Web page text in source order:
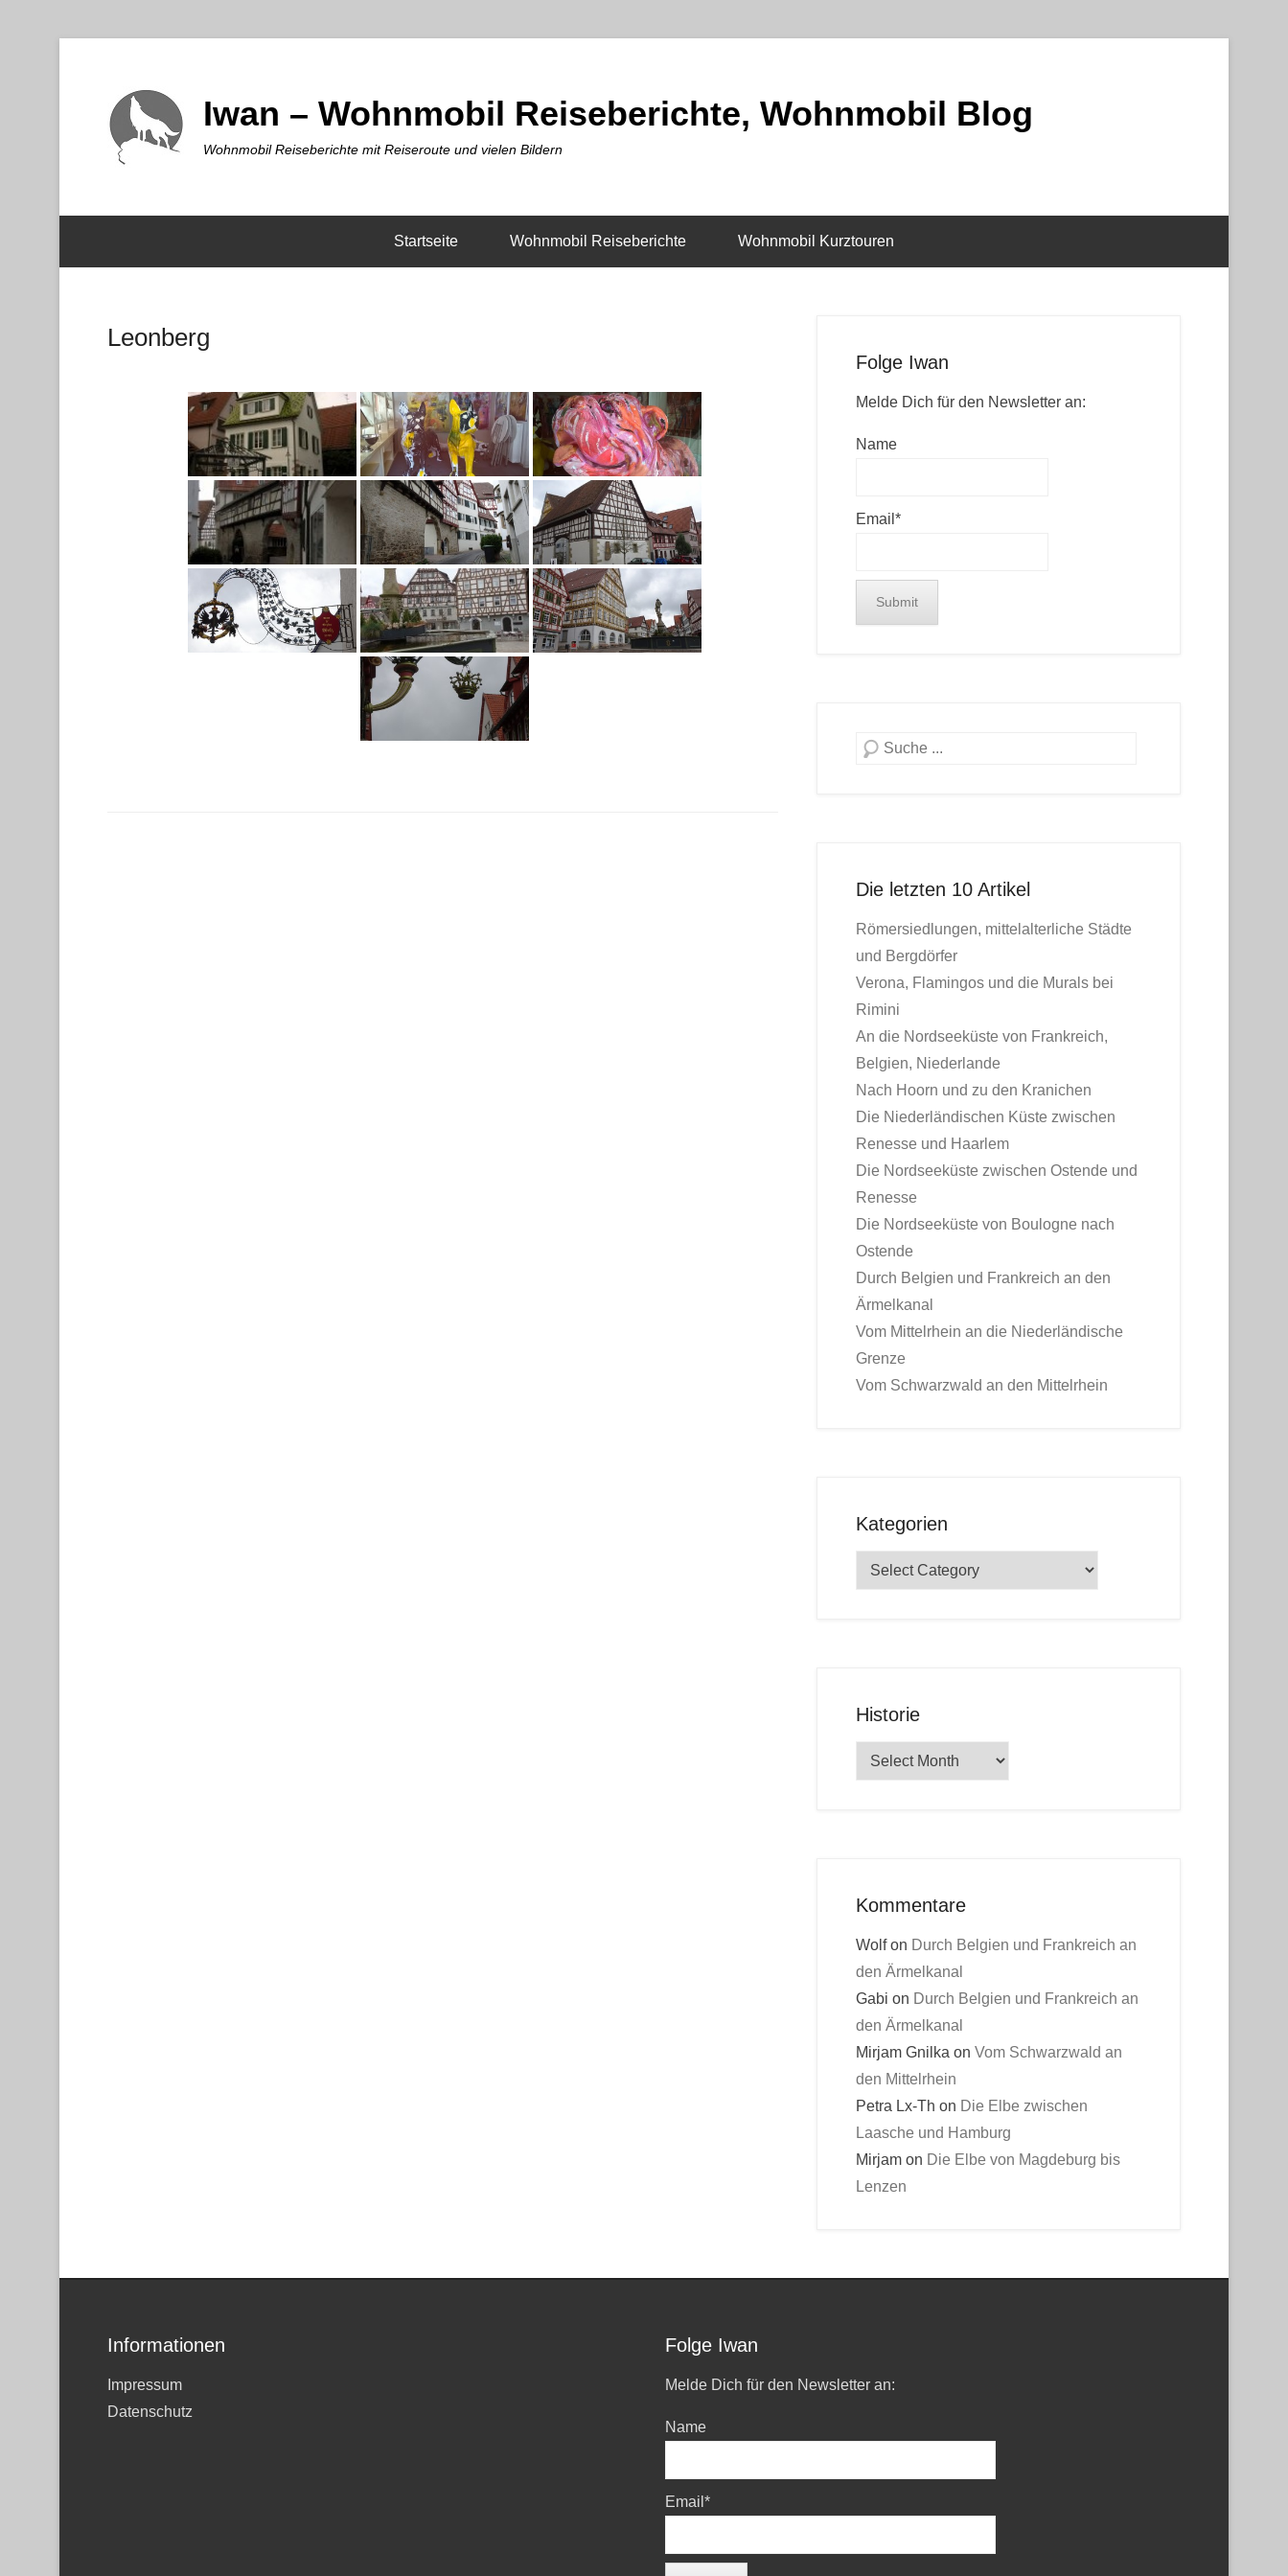
Iwan – Wohnmobil Reiseberichte, Wohnmobil Blog
Wohnmobil Reiseberichte mit Reiseroute und vielen Bildern
Startseite Wohnmobil Reiseberichte Wohnmobil Kurztouren
Leonberg
Folge Iwan
Melde Dich für den Newsletter an:
Name
Email*
Search
Die letzten 10 Artikel
Römersiedlungen, mittelalterliche Städte
und Bergdörfer
Verona, Flamingos und die Murals bei
Rimini
An die Nordseeküste von Frankreich,
Belgien, Niederlande
Nach Hoorn und zu den Kranichen
Die Niederländischen Küste zwischen
Renesse und Haarlem
Die Nordseeküste zwischen Ostende und
Renesse
Die Nordseeküste von Boulogne nach
Ostende
Durch Belgien und Frankreich an den
Ärmelkanal
Vom Mittelrhein an die Niederländische
Grenze
Vom Schwarzwald an den Mittelrhein
Kategorien
Kategorien
Historie
Historie
Kommentare
Wolfon Durch Belgien und Frankreich an
den Ärmelkanal
Gabi on Durch Belgien und Frankreich an
den Ärmelkanal
Mirjam Gnilka on Vom Schwarzwald an
den Mittelrhein
Petra Lx-Th on Die Elbe zwischen
Laasche und Hamburg
Mirjam on Die Elbe von Magdeburg bis
Lenzen
Informationen
Impressum
Datenschutz
Folge Iwan
Melde Dich für den Newsletter an:
Name
Email*